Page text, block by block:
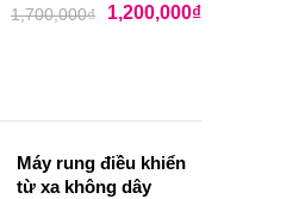
1,700,000₫ 1,200,000₫
Máy rung điều khiển
từ xa không dây